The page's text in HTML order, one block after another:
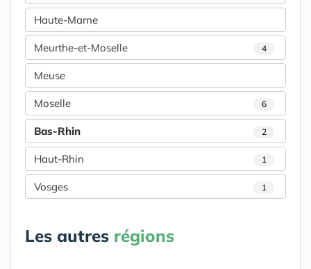
Haute-Marne
Meurthe-et-Moselle 4
Meuse
Moselle 6
Bas-Rhin 2
Haut-Rhin 1
Vosges 1
Les autres régions